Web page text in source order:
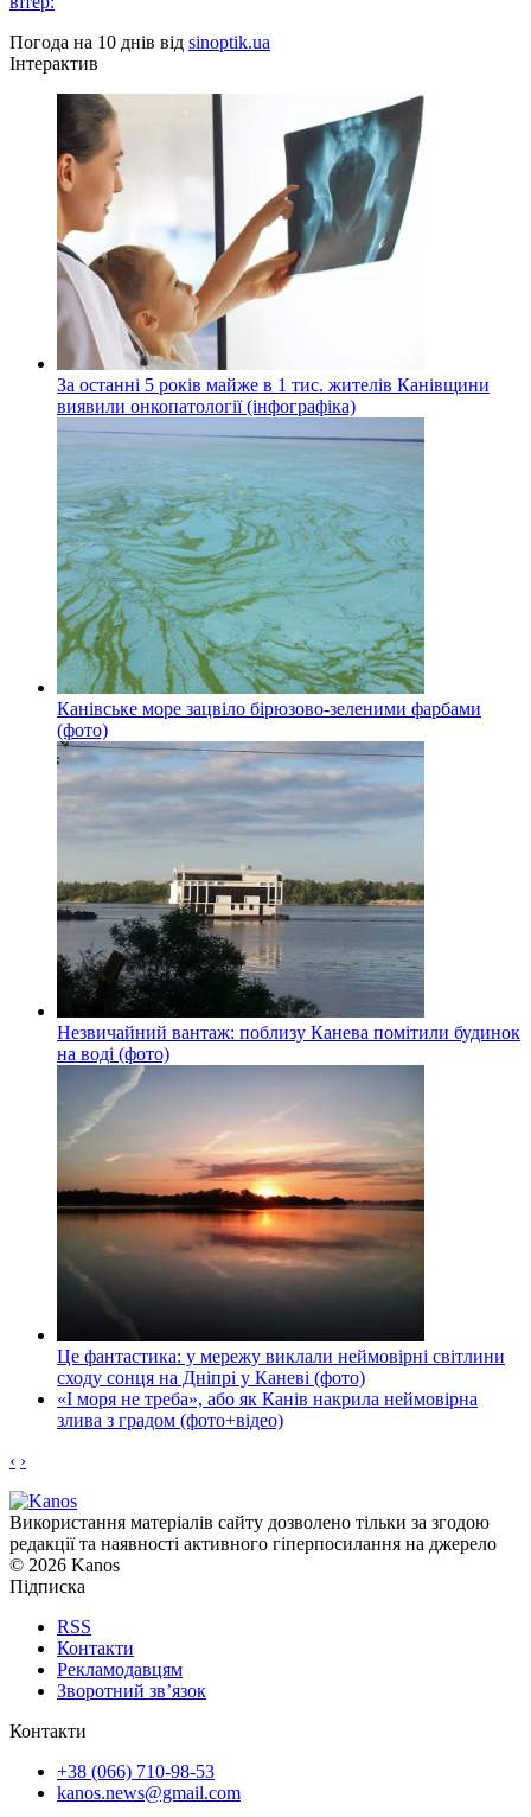
Погода на 10 днів від sinoptik.ua
Інтерактив
За останні 5 років майже в 1 тис. жителів Канівщини
виявили онкопатології (інфографіка)
Канівське море зацвіло бірюзово-зеленими фарбами
(фото)
Незвичайний вантаж: поблизу Канева помітили будинок
на воді (фото)
Це фантастика: у мережу виклали неймовірні світлини
сходу сонця на Дніпрі у Каневі (фото)
«І моря не треба», або як Канів накрила неймовірна
злива з градом (фото+відео)
‹ ›
Використання матеріалів сайту дозволено тільки за згодою
редакції та наявності активного гіперпосилання на джерело
© 2026 Kanos
Підписка
RSS
Контакти
Рекламодавцям
Зворотний зв’язок
Контакти
+38 (066) 710-98-53
kanos.news@gmail.com